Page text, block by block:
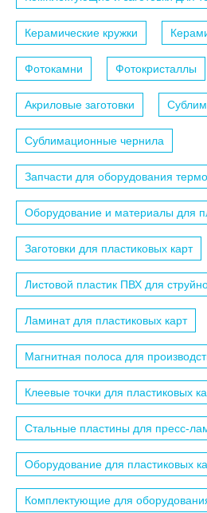
Керамические кружки
Фотокамни Фотокристаллы
Акриловые заготовки
Сублимационные чернила
Запчасти для оборудования
Оборудование и материалы для
Заготовки для пластиковых карт
Листовой пластик ПВХ для
Ламинат для пластиковых карт
Магнитная полоса для
Клеевые точки для пластиковых
Стальные пластины для пресс-
Оборудование для пластиковых
Комплектующие для